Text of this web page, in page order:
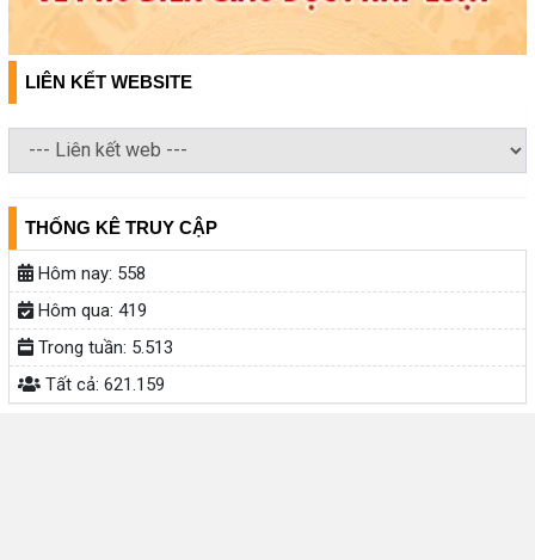
LIÊN KẾT WEBSITE
THỐNG KÊ TRUY CẬP
Hôm nay: 558
Hôm qua: 419
Trong tuần: 5.513
Tất cả: 621.159